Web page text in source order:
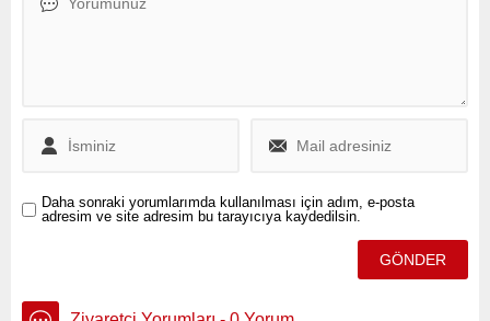
MEB Robot Yarışması, 17
Daha sonraki yorumlarımda kullanılması için adım, e-posta
adresim ve site adresim bu tarayıcıya kaydedilsin.